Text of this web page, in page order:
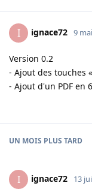
I ignace72 9
Version 0.2
- Ajout des touches
- Ajout d'un PDF en
UN MOIS PLUS TARD
I ignace72 13